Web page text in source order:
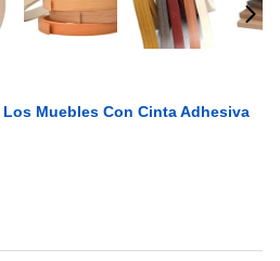
Muebles Con Cinta Adhesiva